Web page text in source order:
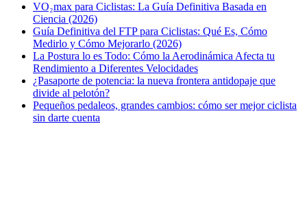
VO₂max para Ciclistas: La Guía Definitiva Basada en
Ciencia (2026)
Guía Definitiva del FTP para Ciclistas: Qué Es, Cómo
Medirlo y Cómo Mejorarlo (2026)
La Postura lo es Todo: Cómo la Aerodinámica Afecta tu
Rendimiento a Diferentes Velocidades
¿Pasaporte de potencia: la nueva frontera antidopaje que
divide al pelotón?
Pequeños pedaleos, grandes cambios: cómo ser mejor ciclista
sin darte cuenta